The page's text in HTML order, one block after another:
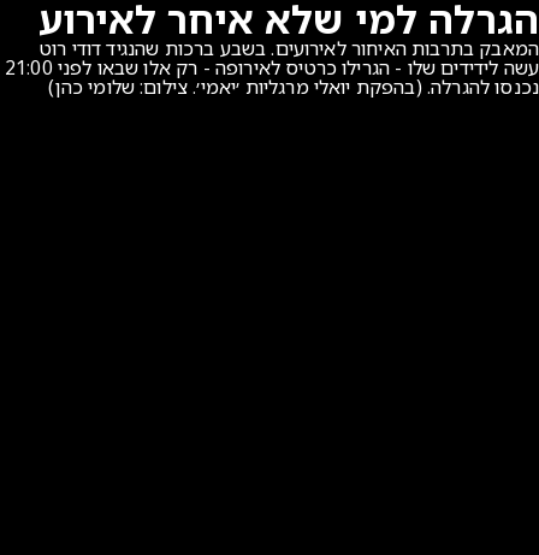
הגרלה למי שלא איחר לאירוע
המאבק בתרבות האיחור לאירועים. בשבע ברכות שהנגיד דודי רוט
עשה לידידים שלו - הגרילו כרטיס לאירופה - רק אלו שבאו לפני 21:00
נכנסו להגרלה. (בהפקת יואלי מרגליות ׳יאמי׳. צילום: שלומי כהן)